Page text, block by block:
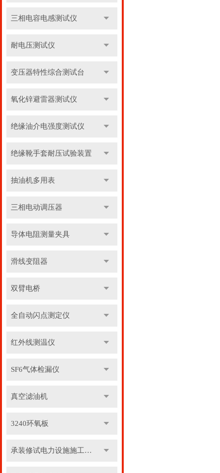
三相电容电感测试仪
耐电压测试仪
变压器特性综合测试台
氧化锌避雷器测试仪
绝缘油介电强度测试仪
绝缘靴手套耐压试验装置
抽油机多用表
三相电动调压器
导体电阻测量夹具
滑线变阻器
双臂电桥
全自动闪点测定仪
红外线测温仪
SF6气体检漏仪
真空滤油机
3240环氧板
承装修试电力设施施工机具